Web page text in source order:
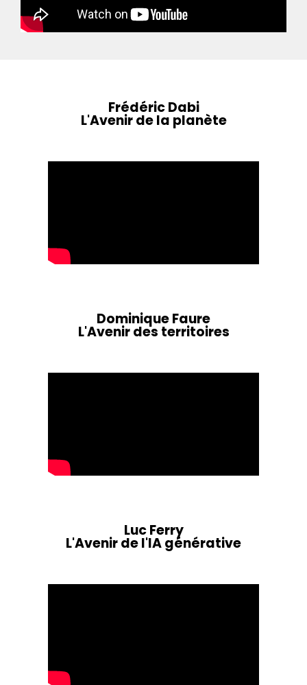
Frédéric Dabi
L'Avenir de la planète
Dominique Faure
L'Avenir des territoires
Luc Ferry
L'Avenir de l'IA générative